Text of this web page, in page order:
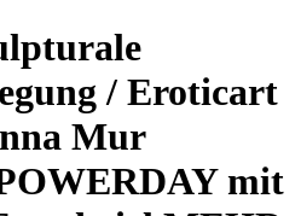
/ Eroticart
Mur
mit